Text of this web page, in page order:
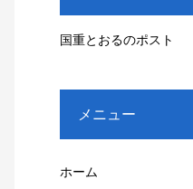
国重とおるのポスト
メニュー
ホーム